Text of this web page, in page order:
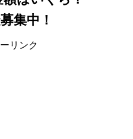
集中！
リンク